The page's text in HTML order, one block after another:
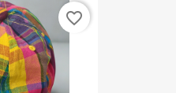
favorite_border